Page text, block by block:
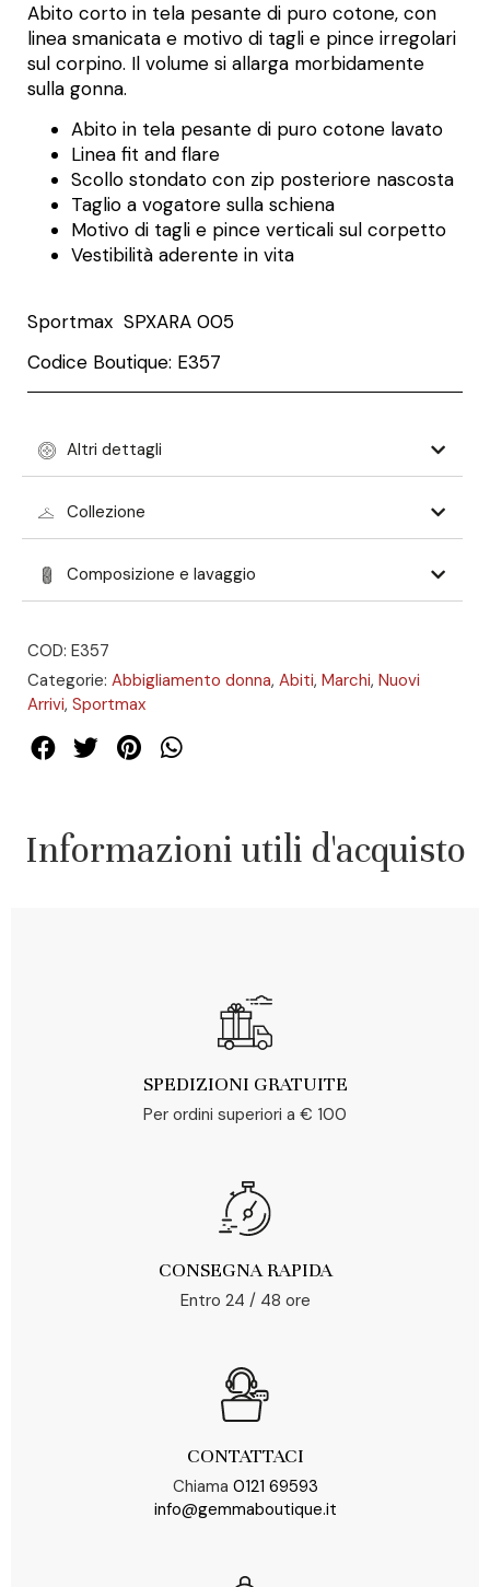
Abito corto in tela pesante di puro cotone, con
linea smanicata e motivo di tagli e pince irregolari
sul corpino. Il volume si allarga morbidamente
sulla gonna.
Abito in tela pesante di puro cotone lavato
Linea fit and flare
Scollo stondato con zip posteriore nascosta
Taglio a vogatore sulla schiena
Motivo di tagli e pince verticali sul corpetto
Vestibilità aderente in vita
Sportmax SPXARA 005
Codice Boutique: E357
Altri dettagli
Collezione
Composizione e lavaggio
COD: E357
Categorie: Abbigliamento donna, Abiti, Marchi, Nuovi
Arrivi, Sportmax
Informazioni utili d'acquisto
SPEDIZIONI GRATUITE
Per ordini superiori a € 100
CONSEGNA RAPIDA
Entro 24 / 48 ore
CONTATTACI
Chiama 0121 69593
info@gemmaboutique.it